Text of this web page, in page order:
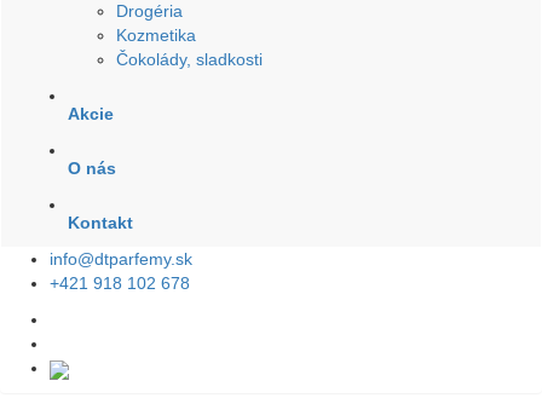
Drogéria
Kozmetika
Čokolády, sladkosti
Akcie
O nás
Kontakt
info@dtparfemy.sk
+421 918 102 678